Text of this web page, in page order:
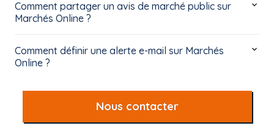
Comment partager un avis de marché public sur
Marchés Online ?
Comment définir une alerte e-mail sur Marchés
Online ?
Nous contacter